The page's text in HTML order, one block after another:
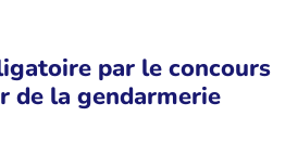
par le concours
de la gendarmerie